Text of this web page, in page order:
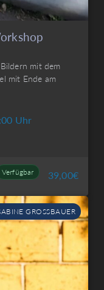
mit dem
mit Ende am
Uhr
Verfügbar 39,00€
GROSSBAUER